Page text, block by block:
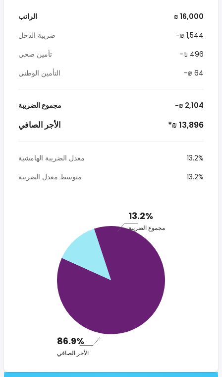
الراتب
₪ 16,000
ضريبة الدخل
-₪ 1,544
تأمين صحي
-₪ 496
التأمين الوطني
-₪ 64
مجموع الضريبة -₪ 2,104
الأجر الصافي *₪ 13,896
معدل الضريبة الهامشية
13.2%
متوسط معدل الضريبة
13.2%
13.2%
مجموع الضريبة
86.9%
الأجر الصافي